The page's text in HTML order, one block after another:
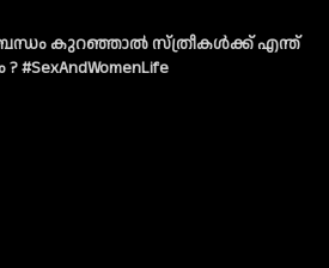
കുറഞ്ഞാല്‍ സ്ത്രീകള്‍ക്ക് എന്ത്
#SexAndWomenLife